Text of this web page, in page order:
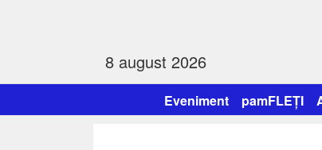
8 august 2026
Eveniment pamFLEȚI